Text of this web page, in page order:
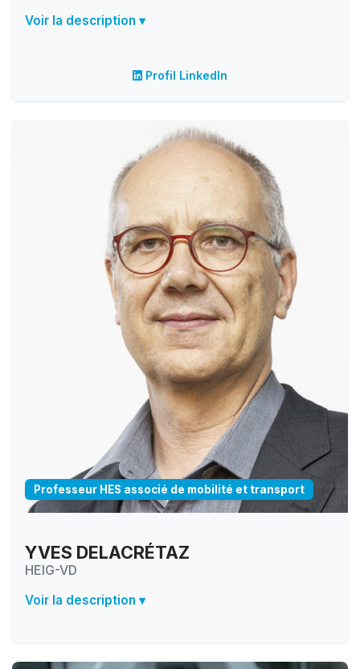
Voir la description ▾
Profil LinkedIn
Professeur HES associé de mobilité et transport
YVES DELACRÉTAZ
HEIG-VD
Voir la description ▾